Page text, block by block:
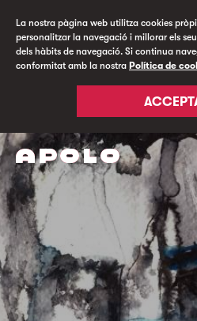
La nostra pàgina web utilitza cookies
personalitzar la navegació i millorar els
dels hàbits de navegació. Si continua
conformitat amb la nostra Política de